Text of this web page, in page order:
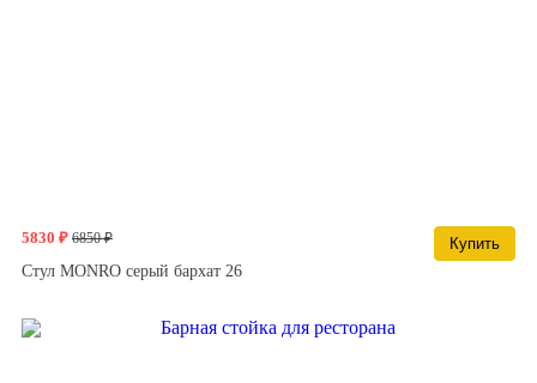
5830 ₽ 6850 ₽
Купить
Стул MONRO серый бархат 26